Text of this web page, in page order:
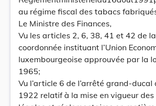
au régime fiscal des tabacs
Le Ministre des Finances,
Vu les articles 2, 6, 38, 41 et 42 de
coordonnée instituant l’Union
luxembourgeoise approuvée par la
1965;
Vu l’article 6 de l’arrêté grand-
1922 relatif à la mise en vigueur